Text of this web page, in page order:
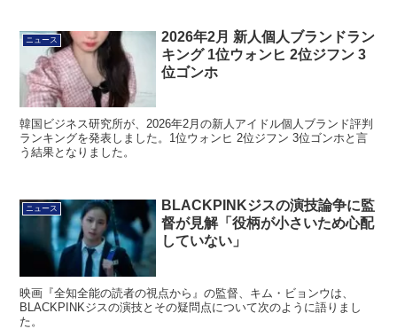
ニュース
2026年2月 新人個人ブランドラン
キング 1位ウォンヒ 2位ジフン 3
位ゴンホ
韓国ビジネス研究所が、2026年2月の新人アイドル個人ブランド評判
ランキングを発表しました。1位ウォンヒ 2位ジフン 3位ゴンホと言
う結果となりました。
ニュース
BLACKPINKジスの演技論争に監
督が見解「役柄が小さいため心配
していない」
映画『全知全能の読者の視点から』の監督、キム・ビョンウは、
BLACKPINKジスの演技とその疑問点について次のように語りまし
た。